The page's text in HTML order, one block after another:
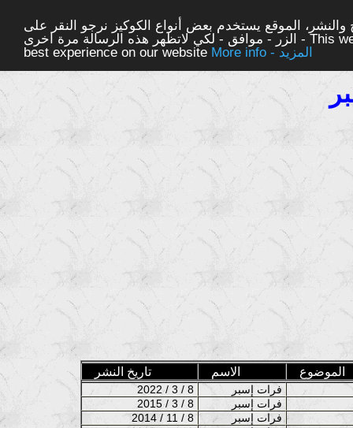
الموقع يستخدم بعض أنواع الكوكيز نرجو النقر على
الزر - موافق - لكي لاتظهر هذه الرسالة مرة اخرى - This website uses cookies to ensure you get the
best experience on our website
More info - المزيد
تاريخ النشر الاسم الموضوع
2022 / 3 / 8
2015 / 3 / 8
2014 / 11 / 8
فرات إسبر